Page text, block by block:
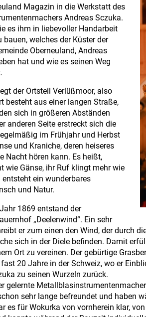
Magazin in die Werkstatt des
Andreas Sczuka.
es ihm in liebevoller Handarbeit
welches der Küster der
Oberneuland, Andreas
hat und wie es seinen Weg
der Ortsteil Verlüßmoor, also
besteht aus einer langen Straße,
sich in größeren Abständen
anderen Seite erstreckt sich die
im Frühjahr und Herbst
und Kraniche, deren heiseres
Nacht hören kann. Es heißt,
wie Gänse, ihr Ruf klingt mehr wie
ein wunderbares
und Natur.
1869 entstand der
„Deelenwind“. Ein sehr
er zum einen den Wind, der durch
sich in der Diele befinden. Damit
Ort zu vereinen. Der gebürtige
20 Jahre in der Schweiz, wo er
zu seinen Wurzeln zurück.
gelernte
sehr lange befreundet und haben
es für Wokurka von vornherein klar,